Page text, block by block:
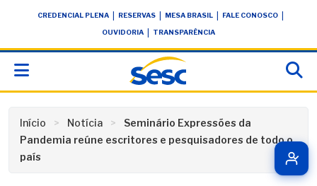
conteúdoCREDENCIAL PLENA RESERVAS MESA BRASIL FALE CONOSCO
OUVIDORIA TRANSPARÊNCIA
Início Notícia
Seminário Expressões da
Pandemia reúne escritores e pesquisadores de todo o
país